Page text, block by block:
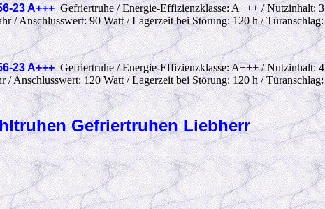
23 A+++Gefriertruhe / Energie-Effizienzklasse: A+++ / Nutzinhalt:
/ Anschlusswert: 90 Watt / Lagerzeit bei Störung: 120 h /
23 A+++Gefriertruhe / Energie-Effizienzklasse: A+++ / Nutzinhalt:
/ Anschlusswert: 120 Watt / Lagerzeit bei Störung: 120 h /
Gefriertruhen Liebherr